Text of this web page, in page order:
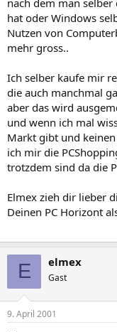
hat oder Windows
Nutzen von
mehr gross..
Ich selber kaufe mir
die auch manchmal
aber das wird
und wenn ich mal
Markt gibt und
ich mir die
trotzdem sind da die
Elmex zieh dir lieber
Deinen PC Horizont
E elmex
Gast
9. April 2001